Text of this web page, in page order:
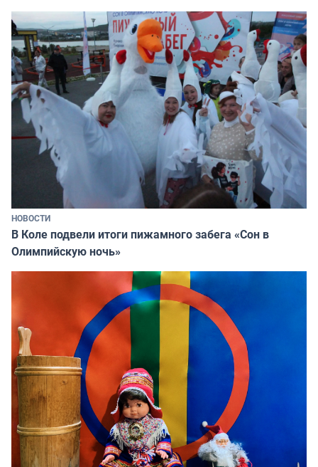
НОВОСТИ
В Коле подвели итоги пижамного забега «Сон в
Олимпийскую ночь»